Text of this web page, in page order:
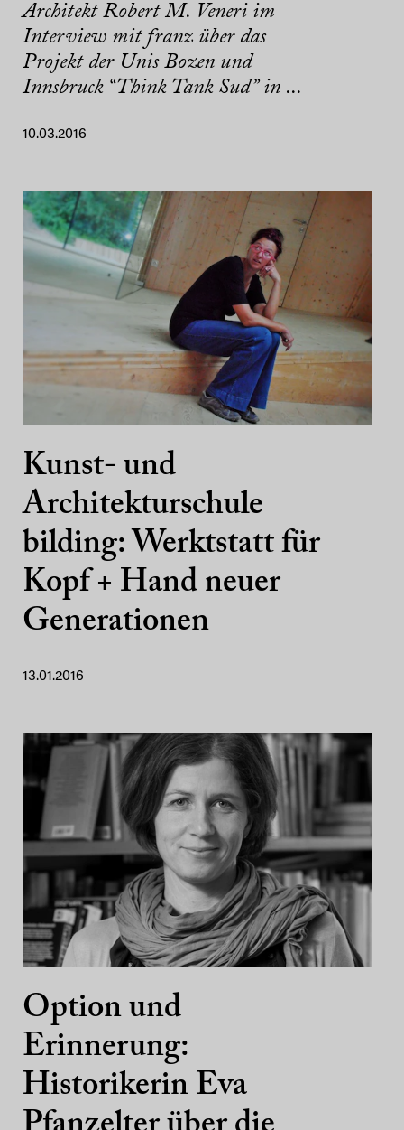
Architekt Robert M. Veneri im
Interview mit franz über das
Projekt der Unis Bozen und
Innsbruck “Think Tank Sud” in ...
10.03.2016
Kunst- und
Architekturschule
bilding: Werktstatt für
Kopf + Hand neuer
Generationen
13.01.2016
Option und
Erinnerung:
Historikerin Eva